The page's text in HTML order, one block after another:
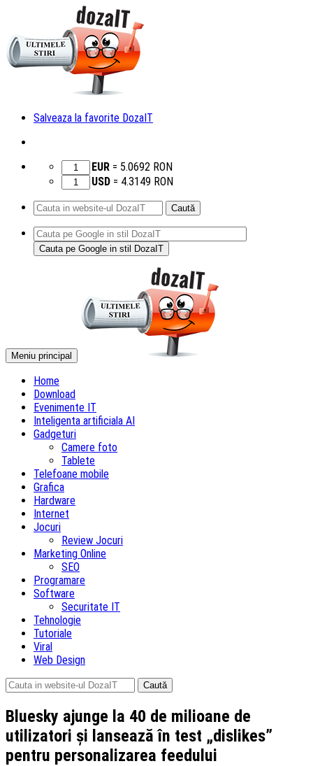
Salveaza la favorite DozaIT
EUR = 5.0692 RON
USD = 4.3149 RON
Caută
după:
Meniu principal
Home
Download
Evenimente IT
Inteligenta artificiala AI
Gadgeturi
Camere foto
Tablete
Telefoane mobile
Grafica
Hardware
Internet
Jocuri
Review Jocuri
Marketing Online
SEO
Programare
Software
Securitate IT
Tehnologie
Tutoriale
Viral
Web Design
Caută
după:
Bluesky ajunge la 40 de milioane de
utilizatori și lansează în test „dislikes”
pentru personalizarea feedului